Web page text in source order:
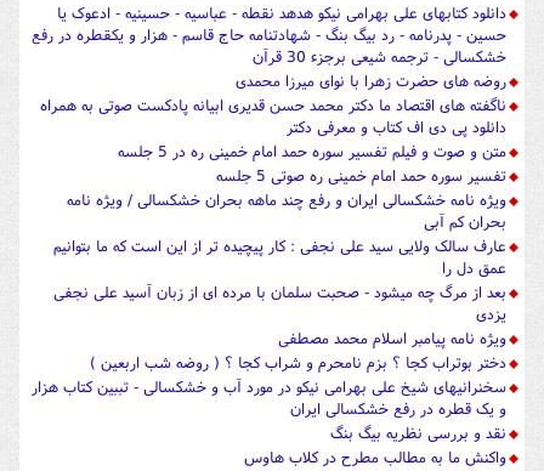
دانلود کتابهای علی بهرامی نیکو هدهد نقطه - عباسیه - حسینیه - ادعوک یا
حسین - پدرنامه - رد بیگ بنگ - شهادتنامه حاج قاسم - هزار و یکقطره در رفع
خشکسالی - ترجمه شیعی برجزء 30 قرآن
روضه های حضرت زهرا با نوای میرزا محمدی
ناگفته های اقتصاد ما دکتر محمد حسن قدیری ابیانه پادکست صوتی به همراه
دانلود پی دی اف کتاب و معرفی دکتر
متن و صوت و فیلم تفسیر سوره حمد امام خمینی ره در 5 جلسه
تفسیر سوره حمد امام خمینی ره صوتی 5 جلسه
ویژه نامه خشکسالی ایران و رفع چند ماهه بحران خشکسالی / ویژه نامه
بحران کم آبی
عارف سالک ولایی سید علی نجفی : کار پیچیده تر از این است که ما بتوانیم
عمق دل را
بعد از مرگ چه میشود - صحبت سلمان با مرده ای از زبان آسید علی نجفی
یزدی
ویژه نامه پیامبر اسلام محمد مصطفی
دختر بوتراب کجا ؟ بزم نامحرم و شراب کجا ؟ ( روضه شب اربعین )
سخنرانیهای شیخ علی بهرامی نیکو در مورد آب و خشکسالی - تببین کتاب هزار
و یک قطره در رفع خشکسالی ایران
نقد و بررسی نظریه بیگ بنگ
واکنش ما به مطالب مطرح در کلاب هاوس